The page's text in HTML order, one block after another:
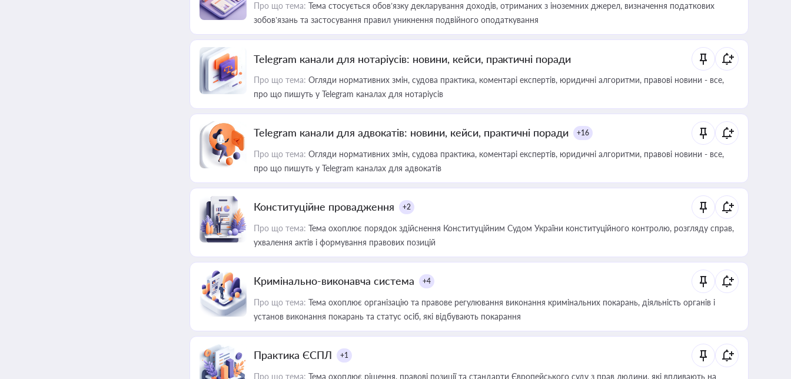
Про що тема: Тема стосується обов’язку декларування доходів, отриманих з іноземних джерел, визначення податкових
зобов’язань та застосування правил уникнення подвійного оподаткування
Telegram канали для нотаріусів: новини, кейси, практичні поради
Про що тема: Огляди нормативних змін, судова практика, коментарі експертів, юридичні алгоритми, правові новини - все,
про що пишуть у Telegram каналах для нотаріусів
Telegram канали для адвокатів: новини, кейси, практичні поради +16
Про що тема: Огляди нормативних змін, судова практика, коментарі експертів, юридичні алгоритми, правові новини - все,
про що пишуть у Telegram каналах для адвокатів
Конституційне провадження +2
Про що тема: Тема охоплює порядок здійснення Конституційним Судом України конституційного контролю, розгляду справ,
ухвалення актів і формування правових позицій
Кримінально-виконавча система +4
Про що тема: Тема охоплює організацію та правове регулювання виконання кримінальних покарань, діяльність органів і
установ виконання покарань та статус осіб, які відбувають покарання
Практика ЄСПЛ +1
Про що тема: Тема охоплює рішення, правові позиції та стандарти Європейського суду з прав людини, які впливають на